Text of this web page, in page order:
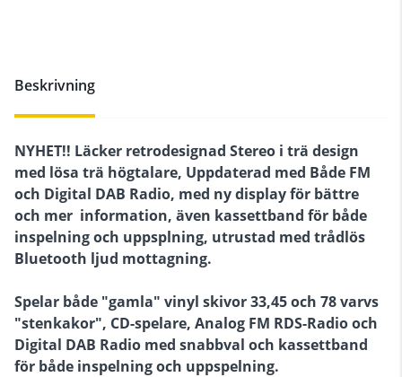
Beskrivning
NYHET!! Läcker retrodesignad Stereo i trä design
med lösa trä högtalare, Uppdaterad med Både FM
och Digital DAB Radio, med ny display för bättre
och mer information, även kassettband för både
inspelning och uppsplning, utrustad med trådlös
Bluetooth ljud mottagning.
Spelar både "gamla" vinyl skivor 33,45 och 78 varvs
"stenkakor", CD-spelare, Analog FM RDS-Radio och
Digital DAB Radio med snabbval och kassettband
för både inspelning och uppspelning.